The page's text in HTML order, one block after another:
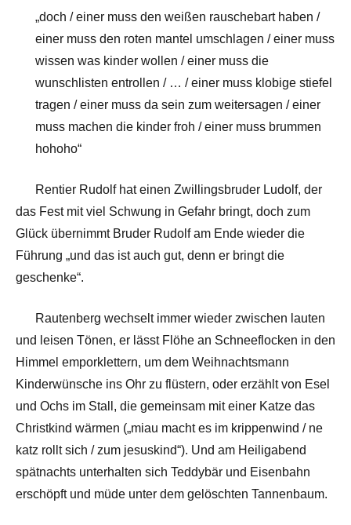
„doch / einer muss den weißen rauschebart haben /
einer muss den roten mantel umschlagen / einer muss
wissen was kinder wollen / einer muss die
wunschlisten entrollen / … / einer muss klobige stiefel
tragen / einer muss da sein zum weitersagen / einer
muss machen die kinder froh / einer muss brummen
hohoho“
Rentier Rudolf hat einen Zwillingsbruder Ludolf, der
das Fest mit viel Schwung in Gefahr bringt, doch zum
Glück übernimmt Bruder Rudolf am Ende wieder die
Führung „und das ist auch gut, denn er bringt die
geschenke“.
Rautenberg wechselt immer wieder zwischen lauten
und leisen Tönen, er lässt Flöhe an Schneeflocken in den
Himmel emporklettern, um dem Weihnachtsmann
Kinderwünsche ins Ohr zu flüstern, oder erzählt von Esel
und Ochs im Stall, die gemeinsam mit einer Katze das
Christkind wärmen („miau macht es im krippenwind / ne
katz rollt sich / zum jesuskind“). Und am Heiligabend
spätnachts unterhalten sich Teddybär und Eisenbahn
erschöpft und müde unter dem gelöschten Tannenbaum.